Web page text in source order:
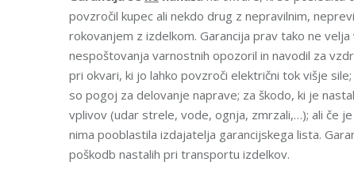
povzročil kupec ali nekdo drug z nepravilnim,
rokovanjem z izdelkom. Garancija prav tako ne
nespoštovanja varnostnih opozoril in navodil za
pri okvari, ki jo lahko povzroči električni tok višje
so pogoj za delovanje naprave; za škodo, ki je
vplivov (udar strele, vode, ognja, zmrzali,…); ali če
nima pooblastila izdajatelja garancijskega lista.
poškodb nastalih pri transportu izdelkov.